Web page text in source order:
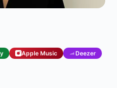
Apple Music Deezer